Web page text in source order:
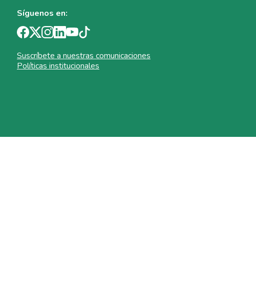
Síguenos en:
Suscríbete a nuestras comunicaciones
Políticas institucionales